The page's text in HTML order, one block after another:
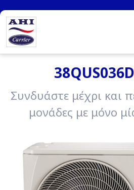
Συνδυάστε μέχρι και
μονάδες με μόνο